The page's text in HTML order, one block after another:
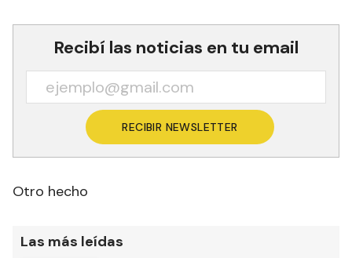
Recibí las noticias en tu email
RECIBIR NEWSLETTER
Otro hecho
Las más leídas